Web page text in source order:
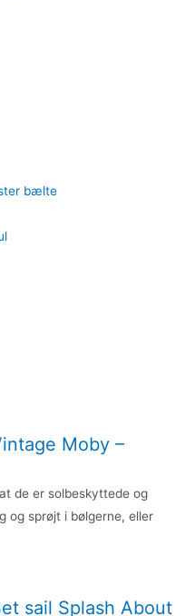
bælte
Moby –
de er solbeskyttede og
og sprøjt i bølgerne, eller
sail Splash About